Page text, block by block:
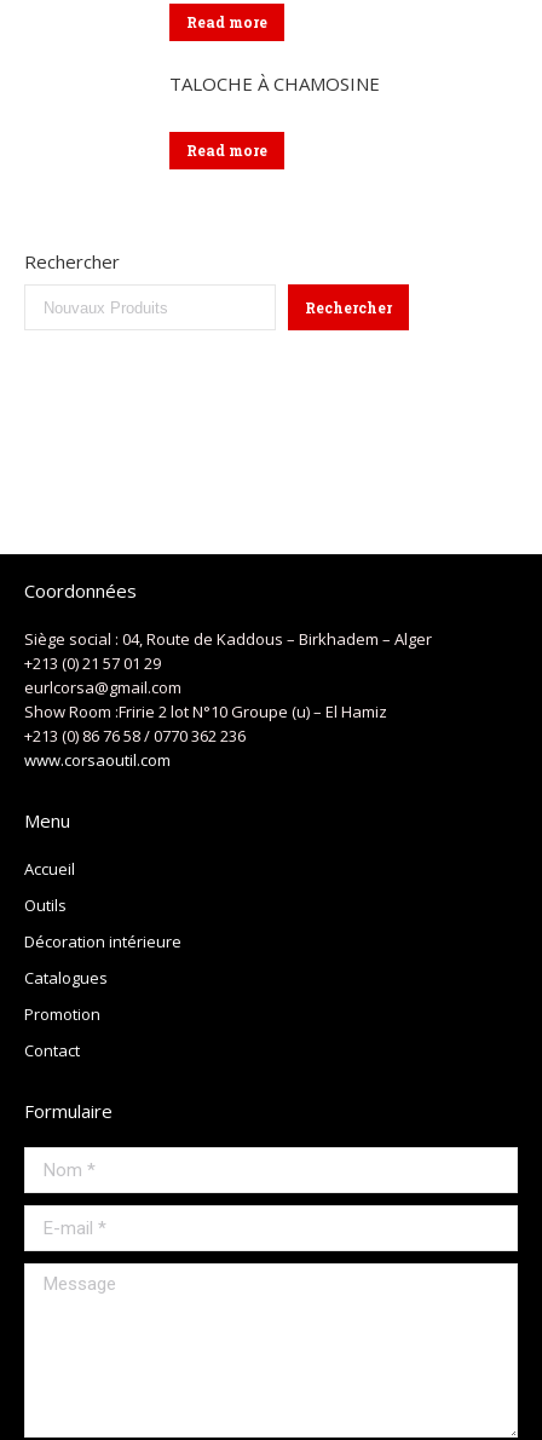
Read more
TALOCHE À CHAMOSINE
Read more
Rechercher
Rechercher
Coordonnées
Siège social : 04, Route de Kaddous – Birkhadem – Alger
+213 (0) 21 57 01 29
eurlcorsa@gmail.com
Show Room :Fririe 2 lot N°10 Groupe (u) – El Hamiz
+213 (0) 86 76 58 / 0770 362 236
www.corsaoutil.com
Menu
Accueil
Outils
Décoration intérieure
Catalogues
Promotion
Contact
Formulaire
Nom *
E-mail *
Message